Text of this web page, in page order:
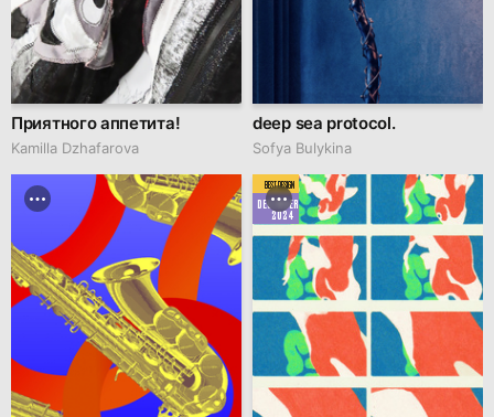
Приятного аппетита!
Kamilla Dzhafarova
deep sea protocol.
Sofya Bulykina
BEST DESIGN
DECEMBER
2024